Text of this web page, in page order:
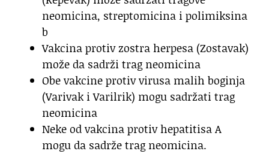
neomicina, streptomicina i polimiksina
b
Vakcina protiv zostra herpesa (Zostavak)
može da sadrži trag neomicina
Obe vakcine protiv virusa malih boginja
(Varivak i Varilrik) mogu sadržati trag
neomicina
Neke od vakcina protiv hepatitisa A
mogu da sadrže trag neomicina.